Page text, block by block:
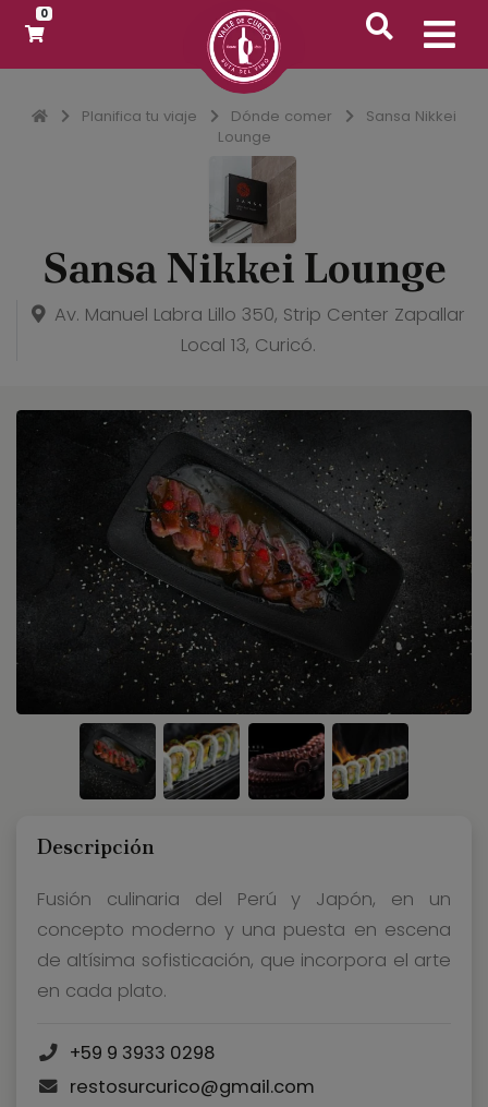
0
InicioPlanifica tu viaje Dónde comer
Sansa Nikkei
Lounge
Sansa Nikkei Lounge
Av. Manuel Labra Lillo 350, Strip Center Zapallar
Local 13, Curicó.
Descripción
Fusión culinaria del Perú y Japón, en un
concepto moderno y una puesta en escena
de altísima sofisticación, que incorpora el arte
en cada plato.
+59 9 3933 0298
restosurcurico@gmail.com